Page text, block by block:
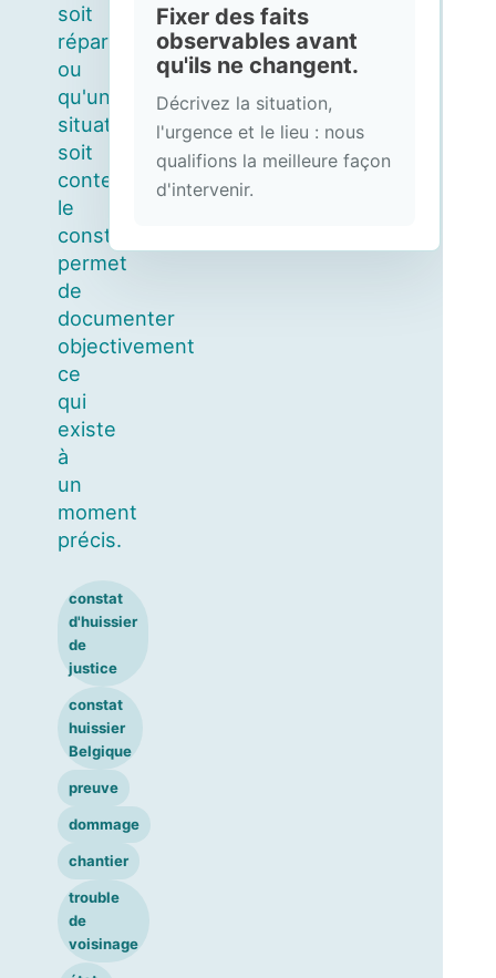
soit
réparé
ou
qu'une
situation
soit
contestée,
le
constat
permet
de
documenter
objectivement
ce
qui
existe
à
un
moment
précis.
constat
d'huissier
de
justice
constat
huissier
Belgique
preuve
dommage
chantier
trouble
de
voisinage
Fixer des faits
observables avant
qu'ils ne changent.
Décrivez la situation,
l'urgence et le lieu : nous
qualifions la meilleure façon
d'intervenir.